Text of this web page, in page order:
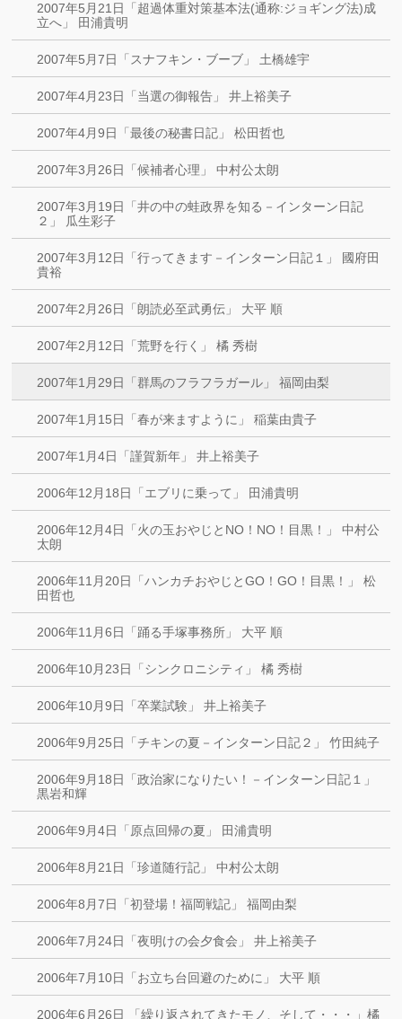
2007年5月21日「超過体重対策基本法(通称:ジョギング法)成
立へ」 田浦貴明
2007年5月7日「スナフキン・ブーブ」 土橋雄宇
2007年4月23日「当選の御報告」 井上裕美子
2007年4月9日「最後の秘書日記」 松田哲也
2007年3月26日「候補者心理」 中村公太朗
2007年3月19日「井の中の蛙政界を知る－インターン日記
２」 瓜生彩子
2007年3月12日「行ってきます－インターン日記１」 國府田
貴裕
2007年2月26日「朗読必至武勇伝」 大平 順
2007年2月12日「荒野を行く」 橘 秀樹
2007年1月29日「群馬のフラフラガール」 福岡由梨
2007年1月15日「春が来ますように」 稲葉由貴子
2007年1月4日「謹賀新年」 井上裕美子
2006年12月18日「エブリに乗って」 田浦貴明
2006年12月4日「火の玉おやじとNO！NO！目黒！」 中村公
太朗
2006年11月20日「ハンカチおやじとGO！GO！目黒！」 松
田哲也
2006年11月6日「踊る手塚事務所」 大平 順
2006年10月23日「シンクロニシティ」 橘 秀樹
2006年10月9日「卒業試験」 井上裕美子
2006年9月25日「チキンの夏－インターン日記２」 竹田純子
2006年9月18日「政治家になりたい！－インターン日記１」
黒岩和輝
2006年9月4日「原点回帰の夏」 田浦貴明
2006年8月21日「珍道随行記」 中村公太朗
2006年8月7日「初登場！福岡戦記」 福岡由梨
2006年7月24日「夜明けの会夕食会」 井上裕美子
2006年7月10日「お立ち台回避のために」 大平 順
2006年6月26日 「繰り返されてきたモノ、そして・・・」橘